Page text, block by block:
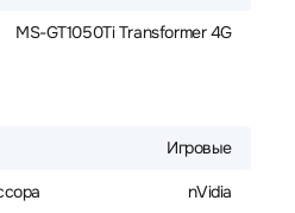
MS-GT1050Ti Transformer 4G
Игровые
nVidia